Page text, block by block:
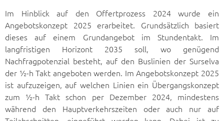
Im Hinblick auf den Offertprozess 2024 wurde ein
Angebotskonzept 2025 erarbeitet. Grundsätzlich basiert
dieses auf einem Grundangebot im Stundentakt. Im
langfristigen Horizont 2035 soll, wo genügend
Nachfragpotenzial besteht, auf den Buslinien der Surselva
der ½-h Takt angeboten werden. Im Angebotskonzept 2025
ist aufzuzeigen, auf welchen Linien ein Übergangskonzept
zum ½-h Takt schon per Dezember 2024, mindestens
während den Hauptverkehrszeiten oder auch nur auf